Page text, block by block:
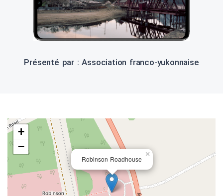
Présenté par : Association franco-yukonnaise
Robinson Roadhouse
×
+
−